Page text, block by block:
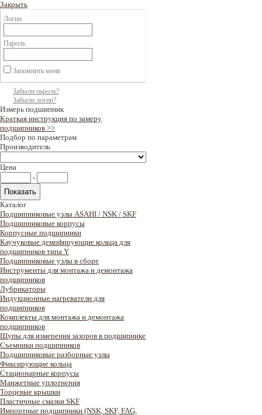
Закрыть
Логин
Пароль
Запомнить меня
Забыли пароль?
Забыли логин?
Измерь подшипник
Краткая инструкция по замеру
подшипников >>
Подбор по параметрам
Производитель
Цена
-
Каталог
Подшипниковые узлы ASAHI / NSK / SKF
Подшипниковые корпусы
Корпусные подшипники
Каучуковые демпфирующие кольца для
подшипников типа Y
Подшипниковые узлы в сборе
Инструменты для монтажа и демонтажа
подшипников
Лубрикаторы
Индукционные нагреватели для
подшипников
Комплекты для монтажа и демонтажа
подшипников
Щупы для измерения зазоров в подшипнике
Съемники подшипников
Подшипниковые разборные узлы
Фиксирующие кольца
Стационарные корпусы
Манжетные уплотнения
Торцевые крышки
Пластичные смазки SKF
Импортные подшипники (NSK, SKF, FAG,